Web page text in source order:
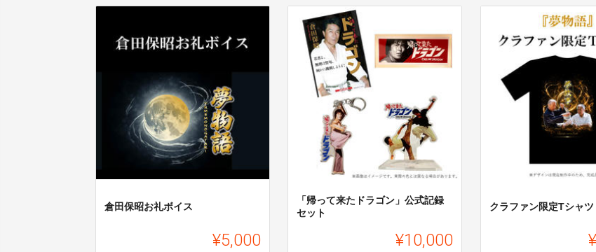
倉田保昭お礼ボイス
¥5,000
「帰って来たドラゴン」公式記録
セット
¥10,000
クラファン限定Tシャツ